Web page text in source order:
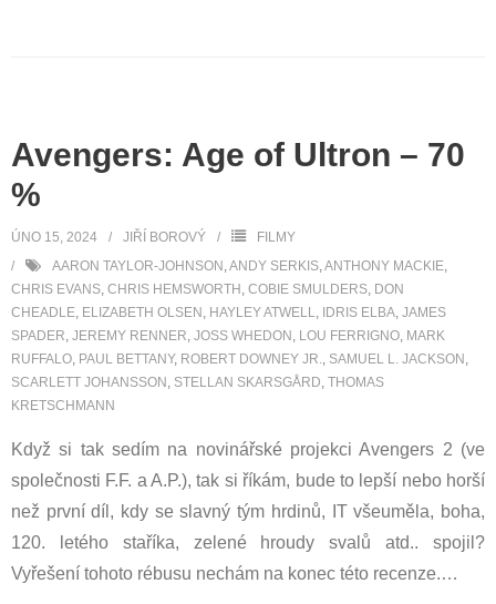
Avengers: Age of Ultron – 70
%
ÚNO 15, 2024 JIŘÍ BOROVÝ
FILMY
AARON TAYLOR-JOHNSON ,ANDY SERKIS,ANTHONY MACKIE,
CHRIS EVANS, CHRIS HEMSWORTH , COBIE SMULDERS, DON
CHEADLE, ELIZABETH OLSEN , HAYLEY ATWELL, IDRIS ELBA, JAMES
SPADER, JEREMY RENNER, JOSS WHEDON , LOU FERRIGNO, MARK
RUFFALO, PAUL BETTANY, ROBERT DOWNEY JR., SAMUEL L. JACKSON ,
SCARLETT JOHANSSON , STELLAN SKARSGÅRD, THOMAS
KRETSCHMANN
Když si tak sedím na novinářské projekci Avengers 2 (ve
společnosti F.F. a A.P.), tak si říkám, bude to lepší nebo horší
než první díl, kdy se slavný tým hrdinů, IT všeuměla, boha,
120. letého staříka, zelené hroudy svalů atd.. spojil?
Vyřešení tohoto rébusu nechám na konec této recenze.…